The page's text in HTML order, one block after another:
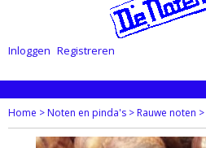
Inloggen Registreren
Home >Noten en pinda's >Rauwe noten >